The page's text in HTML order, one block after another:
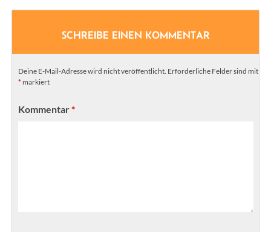
SCHREIBE EINEN KOMMENTAR
Deine E-Mail-Adresse wird nicht veröffentlicht. Erforderliche Felder sind mit
* markiert
Kommentar*